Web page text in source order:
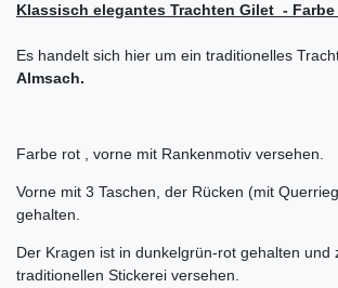
Klassisch elegantes Trachten Gilet -
Es handelt sich hier um ein traditionelles
Almsach.
Farbe rot , vorne mit Rankenmotiv versehen.
Vorne mit 3 Taschen, der Rücken (mit
gehalten.
Der Kragen ist in dunkelgrün-rot gehalten und
traditionellen Stickerei versehen.